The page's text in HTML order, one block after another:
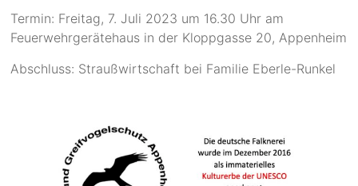
Termin: Freitag, 7. Juli 2023 um 16.30 Uhr am
Feuerwehrgerätehaus in der Kloppgasse 20, Appenheim
Abschluss: Straußwirtschaft bei Familie Eberle-Runkel